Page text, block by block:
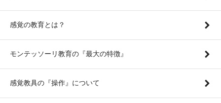
感覚の教育とは？
モンテッソーリ教育の『最大の特徴』
感覚教具の『操作』について